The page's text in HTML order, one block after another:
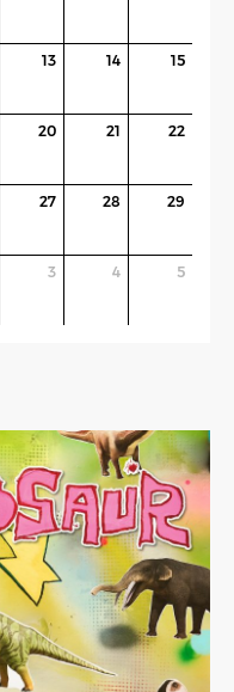
13 14 15
20 21 22
27 28 29
3 4 5